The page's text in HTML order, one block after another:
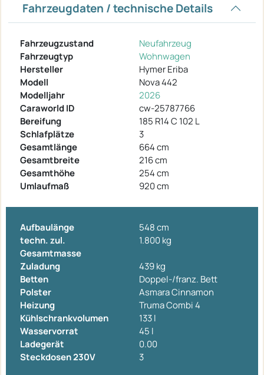
Fahrzeugdaten / technische Details
Fahrzeugzustand
Neufahrzeug
Fahrzeugtyp
Wohnwagen
Hersteller
Hymer Eriba
Modell
Nova 442
Modelljahr
2026
Caraworld ID
cw-25787766
Bereifung
185 R14 C 102 L
Schlafplätze
3
Gesamtlänge
664 cm
Gesamtbreite
216 cm
Gesamthöhe
254 cm
Umlaufmaß
920 cm
Aufbaulänge
548 cm
techn. zul.
Gesamtmasse
1.800 kg
Zuladung
439 kg
Betten
Doppel-/franz. Bett
Polster
Asmara Cinnamon
Heizung
Truma Combi 4
Kühlschrankvolumen
133 l
Wasservorrat
45 l
Ladegerät
0.00
Steckdosen 230V
3